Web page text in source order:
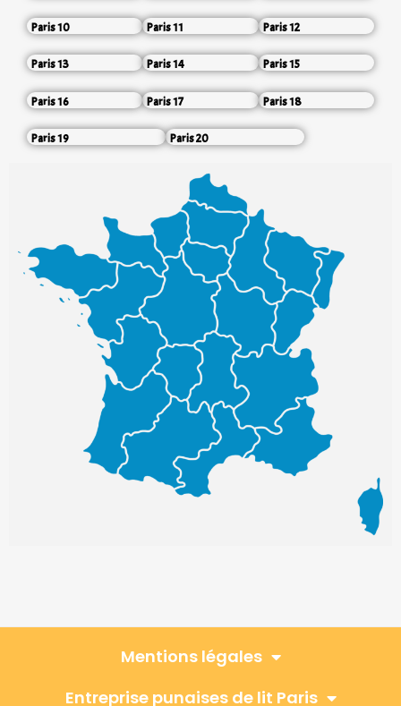
Paris 10 Paris 11 Paris 12
Paris 13 Paris 14 Paris 15
Paris 16 Paris 17 Paris 18
Paris 19 Paris 20
Mentions légales
Entreprise punaises de lit Paris